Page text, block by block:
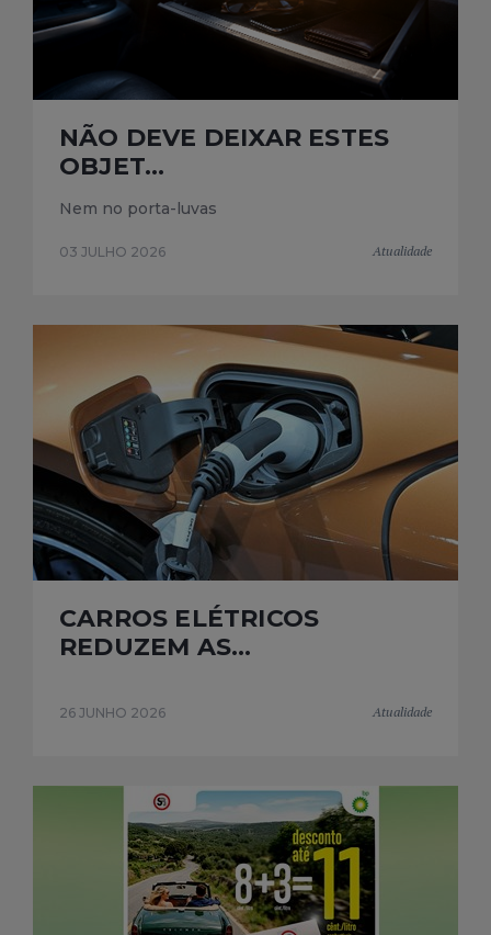
NÃO DEVE DEIXAR ESTES
OBJET...
Nem no porta-luvas
03 JULHO 2026 Atualidade
CARROS ELÉTRICOS
REDUZEM AS...
26 JUNHO 2026 Atualidade